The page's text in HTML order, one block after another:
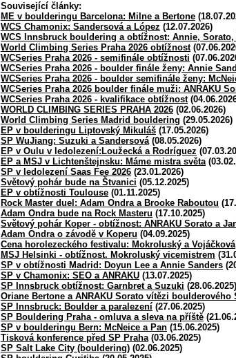
Související články:
ME v boulderingu Barcelona: Milne a Bertone
WCS Chamonix: Sandersová a López (12.07.2026)
WCS Innsbruck bouldering a obtížnost: Annie, Sorato,
World Climbing Series Praha 2026 obtížnost
WCSeries Praha 2026 - semifinále obtížnosti
WCSeries Praha 2026 - boulder finále ženy: Annie
WCSeries Praha 2026 - boulder semifinále ženy:
WCSeries Praha 2026 boulder finále muži: ANRAKU
WCSeries Praha 2026 - kvalifikace obtížnost
WORLD CLIMBING SERIES PRAHA 2026 (02.06.2026)
World Climbing Series Madrid bouldering (29.05.2026)
EP v boulderingu Liptovský Mikuláš (17.05.2026)
SP WuJiang: Suzuki a Sandersová(08.05.2026)
EP v Oulu v ledolezení:Loužecká a Rodríguez
EP a MSJ v Lichtenštejnsku: Máme mistra světa
SP v ledolezení Saas Fee 2026 (23.01.2026)
Světový pohár bude na Štvanici (05.12.2025)
EP v obtížnosti Toulouse (01.11.2025)
Rock Master duel: Adam Ondra a Brooke Raboutou
Adam Ondra bude na Rock Masteru (17.10.2025)
Světový pohár Koper - obtížnost: ANRAKU Sorato a
Adam Ondra o závodě v Koperu (04.09.2025)
Cena horolezeckého festivalu: Mokroluský a Vojáčková
MSJ Helsinki - obtížnost. Mokroluský vicemistrem
SP v obtížnosti Madrid: Doyun Lee a Annie Sanders
SP v Chamonix: SEO a ANRAKU (13.07.2025)
SP Innsbruck obtížnost: Garnbret a Suzuki (28.06.2025)
Oriane Bertone a ANRAKU Sorato vítězi boulderového
SP Innsbruck: Boulder a paralezení (27.06.2025)
SP Bouldering Praha - omluva a sleva na příště
SP v boulderingu Bern: McNeice a Pan (15.06.2025)
Tisková konference před SP Praha(03.06.2025)
SP Salt Lake City (bouldering) (02.06.2025)